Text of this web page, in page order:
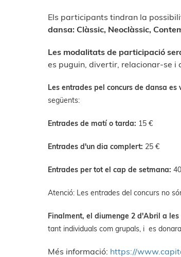
Els participants tindran la
dansa: Clàssic, Neoclàssic,
Les modalitats de participació
es puguin, divertir, relacionar-se i
Les entrades pel concurs de dansa
següents:
Entrades de matí o tarda: 15 €
Entrades d'un dia complert: 25 €
Entrades per tot el cap de setmana:
Atenció: Les entrades del concurs no
Finalment, el diumenge 2 d'Abril a
tant individuals com grupals, i es
Més informació: https://